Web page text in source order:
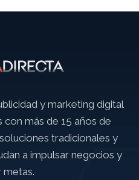
y marketing digital
más de 15 años de
tradicionales y
a impulsar negocios y
metas.